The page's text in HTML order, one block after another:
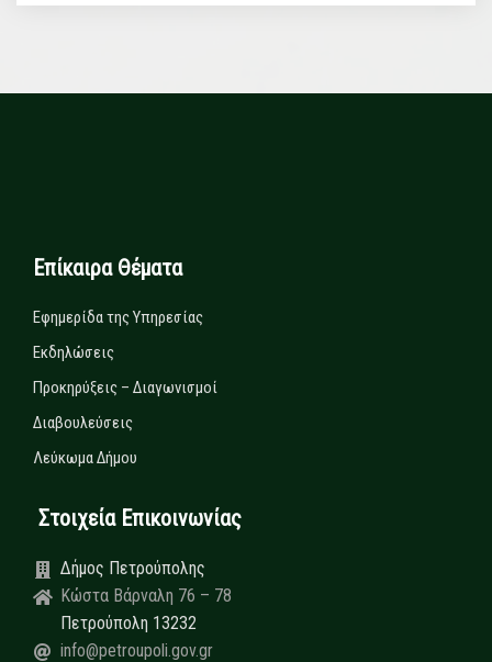
Επίκαιρα Θέματα
Εφημερίδα της Υπηρεσίας
Εκδηλώσεις
Προκηρύξεις – Διαγωνισμοί
Διαβουλεύσεις
Λεύκωμα Δήμου
Στοιχεία Επικοινωνίας
Δήμος Πετρούπολης
Κώστα Βάρναλη 76 – 78
Πετρούπολη 13232
info@petroupoli.gov.gr